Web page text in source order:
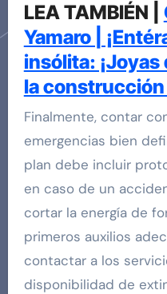
LEA TAMBIÉN |
Yamaro |
insólita:
la
Finalmente, contar
emergencias bien
plan debe incluir
en caso de un
cortar la energía de
primeros auxilios
contactar a los
disponibilidad de